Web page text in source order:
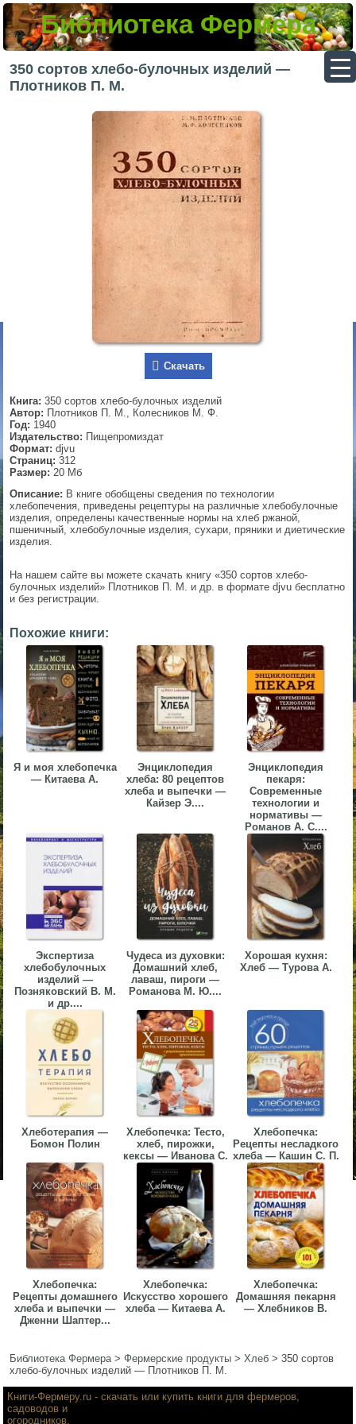
Библиотека Фермера
350 сортов хлебо-булочных изделий —
Плотников П. М.
Скачать
Книга: 350 сортов хлебо-булочных изделий
Автор: Плотников П. М., Колесников М. Ф.
Год: 1940
Издательство: Пищепромиздат
Формат: djvu
Страниц: 312
Размер: 20 Мб
Описание: В книге обобщены сведения по технологии
хлебопечения, приведены рецептуры на различные хлебобулочные
изделия, определены качественные нормы на хлеб ржаной,
пшеничный, хлебобулочные изделия, сухари, пряники и диетические
изделия.
На нашем сайте вы можете скачать книгу «350 сортов хлебо-
булочных изделий» Плотников П. М. и др. в формате djvu бесплатно
и без регистрации.
Похожие книги:
Я и моя хлебопечка
— Китаева А.
Энциклопедия
хлеба: 80 рецептов
хлеба и выпечки —
Кайзер Э....
Энциклопедия
пекаря:
Современные
технологии и
нормативы —
Романов А. С....
Экспертиза
хлебобулочных
изделий —
Позняковский В. М.
и др....
Чудеса из духовки:
Домашний хлеб,
лаваш, пироги —
Романова М. Ю....
Хорошая кухня:
Хлеб — Турова А.
Хлеботерапия —
Бомон Полин
Хлебопечка: Тесто,
хлеб, пирожки,
кексы — Иванова С.
Хлебопечка:
Рецепты несладкого
хлеба — Кашин С. П.
Хлебопечка:
Рецепты домашнего
хлеба и выпечки —
Дженни Шаптер...
Хлебопечка:
Искусство хорошего
хлеба — Китаева А.
Хлебопечка:
Домашняя пекарня
— Хлебников В.
Библиотека Фермера>Фермерские продукты >Хлеб >350 сортов
хлебо-булочных изделий — Плотников П. М.
▼
▼
▼
▼
▼
▼
Книги-Фермеру.ru - скачать или купить книги для фермеров,
садоводов и
огородников.